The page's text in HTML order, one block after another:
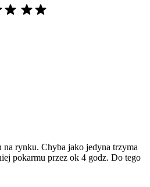
na rynku. Chyba jako jedyna trzyma
pokarmu przez ok 4 godz. Do tego